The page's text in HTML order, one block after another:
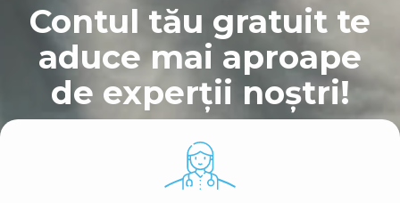
Contul tău gratuit te
aduce mai aproape
de experții noștri!